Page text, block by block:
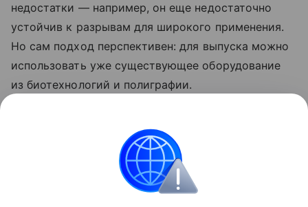
недостатки — например, он еще недостаточно
устойчив к разрывам для широкого применения.
Но сам подход перспективен: для выпуска можно
использовать уже существующее оборудование
из биотехнологий и полиграфии.
в Милане показали обувь с подошвой из
грибкового материала.